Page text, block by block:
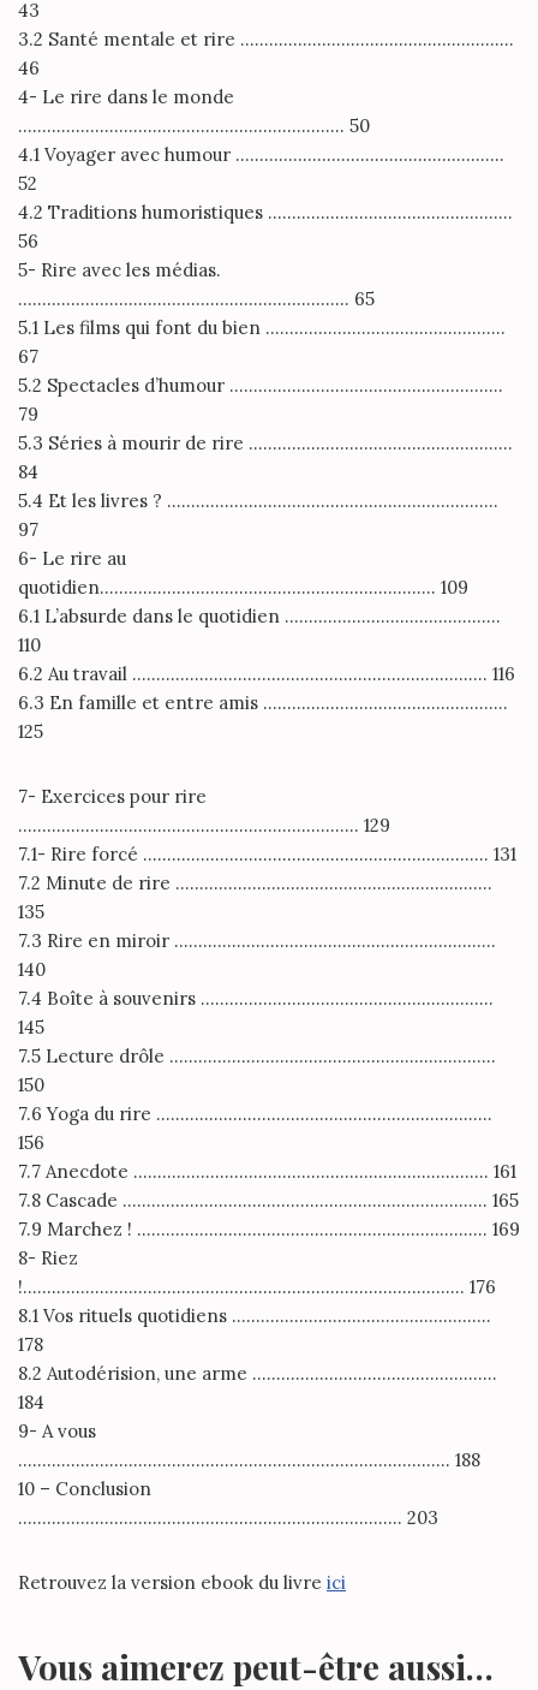
43
3.2 Santé mentale et rire …………………………………………………
46
4- Le rire dans le monde
………………………………………………………….. 50
4.1 Voyager avec humour ………………………………………………..
52
4.2 Traditions humoristiques ……………………………………………
56
5- Rire avec les médias.
…………………………………………………………… 65
5.1 Les films qui font du bien …………………………………………..
67
5.2 Spectacles d’humour …………………………………………………
79
5.3 Séries à mourir de rire ……………………………………………….
84
5.4 Et les livres ? ……………………………………………………………
97
6- Le rire au
quotidien……………………………………………………………. 109
6.1 L’absurde dans le quotidien ………………………………………
110
6.2 Au travail ……………………………………………………………….. 116
6.3 En famille et entre amis ……………………………………………
125
7- Exercices pour rire
…………………………………………………………….. 129
7.1- Rire forcé ……………………………………………………………… 131
7.2 Minute de rire …………………………………………………………
135
7.3 Rire en miroir ………………………………………………………….
140
7.4 Boîte à souvenirs …………………………………………………….
145
7.5 Lecture drôle …………………………………………………………..
150
7.6 Yoga du rire …………………………………………………………….
156
7.7 Anecdote ……………………………………………………………….. 161
7.8 Cascade …………………………………………………………………. 165
7.9 Marchez ! ………………………………………………………………. 169
8- Riez
!……………………………………………………………………………….. 176
8.1 Vos rituels quotidiens ………………………………………………
178
8.2 Autodérision, une arme ……………………………………………
184
9- A vous
……………………………………………………………………………… 188
10 – Conclusion
…………………………………………………………………….. 203
Retrouvez la version ebook du livre ici
Vous aimerez peut-être aussi…